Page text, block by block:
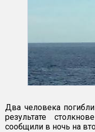
Два человека
результате
сообщили в ночь на